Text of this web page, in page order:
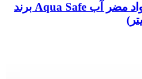
واتر سیف و از بین برنده مواد مضر آب Aqua Safe برند